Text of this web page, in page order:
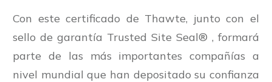
Con este certificado de Thawte, junto con el
sello de garantía Trusted Site Seal® , formará
parte de las más importantes compañías a
nivel mundial que han depositado su confianza